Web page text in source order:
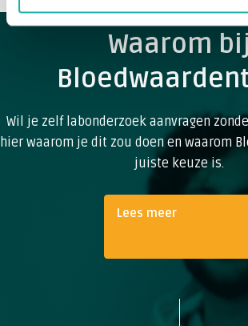
Waarom bij
Wil je zelf labonderzoek aanvragen
hier waarom je dit zou doen en waarom
juiste keuze is.
Lees meer